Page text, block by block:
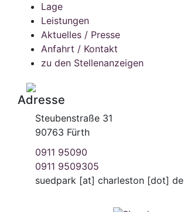
Lage
Leistungen
Aktuelles / Presse
Anfahrt / Kontakt
zu den Stellenanzeigen
Adresse
Steubenstraße 31
90763 Fürth
0911 95090
0911 9509305
suedpark [at] charleston [dot] de